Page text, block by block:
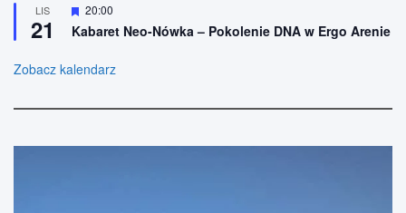
e
ż
n
n
LIS
21
W
y
r
ż
o
20:00
Kabaret Neo-Nówka – Pokolenie DNA w Ergo Arenie
Zobacz kalendarz